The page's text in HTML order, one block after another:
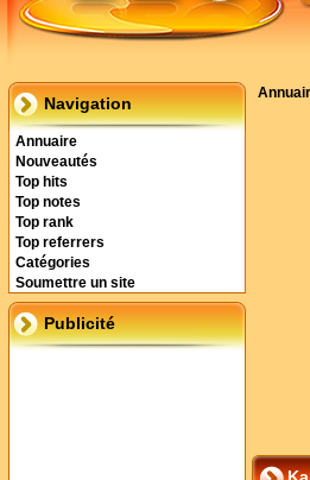
Navigation
Annuaire
Nouveautés
Top hits
Top notes
Top rank
Top referrers
Catégories
Soumettre un site
Publicité